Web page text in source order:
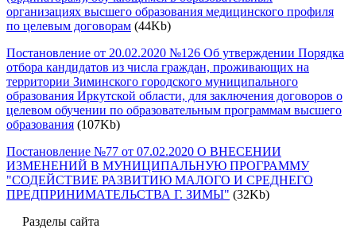
организациях высшего образования медицинского профиля
по целевым договорам (44Kb)
Постановление от 20.02.2020 №126 Об утверждении Порядка
отбора кандидатов из числа граждан, проживающих на
территории Зиминского городского муниципального
образования Иркутской области, для заключения договоров о
целевом обучении по образовательным программам высшего
образования (107Kb)
Постановление №77 от 07.02.2020 О ВНЕСЕНИИ
ИЗМЕНЕНИЙ В МУНИЦИПАЛЬНУЮ ПРОГРАММУ
"СОДЕЙСТВИЕ РАЗВИТИЮ МАЛОГО И СРЕДНЕГО
ПРЕДПРИНИМАТЕЛЬСТВА Г. ЗИМЫ" (32Kb)
Разделы сайта